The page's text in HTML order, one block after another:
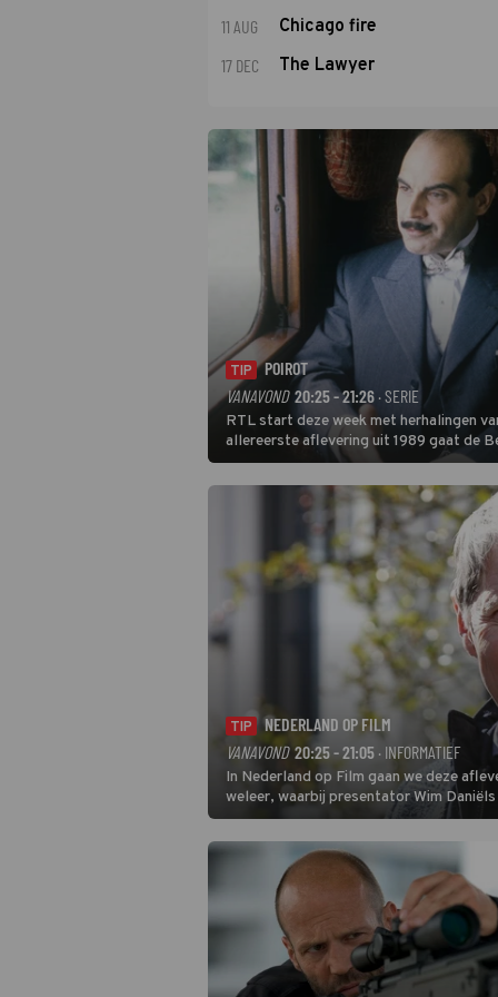
11 AUG Chicago fire
17 DEC The Lawyer
TIP
POIROT
VANAVOND 20:25 - 21:26 · SERIE
RTL start deze week met herhalingen
allereerste aflevering uit 1989 gaat de
Poirot raakt al snel verwikkeld in een
TIP
NEDERLAND OP FILM
VANAVOND 20:25 - 21:05 · INFORMATIEF
In Nederland op Film gaan we deze
weleer, waarbij presentator Wim
hand van unieke amateurbeelden uit